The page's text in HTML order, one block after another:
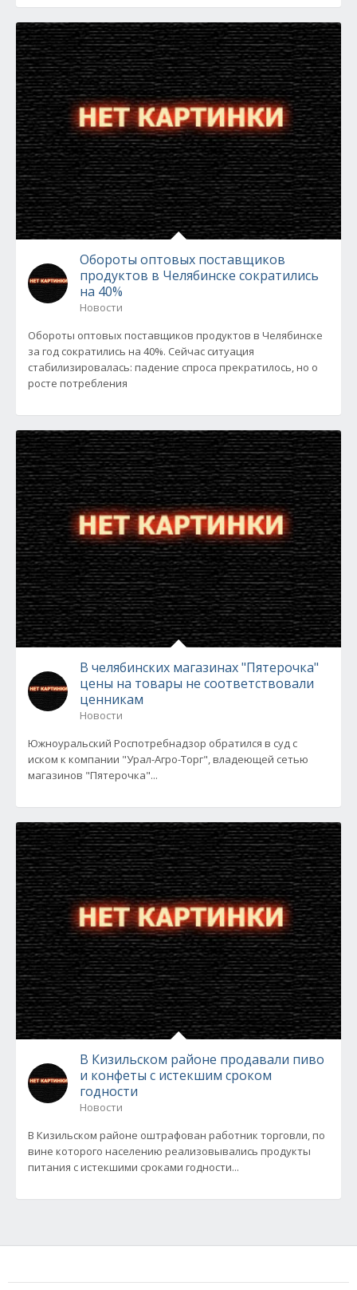
Обороты оптовых поставщиков
продуктов в Челябинске сократились
на 40%
Новости
Обороты оптовых поставщиков продуктов в Челябинске
за год сократились на 40%. Сейчас ситуация
стабилизировалась: падение спроса прекратилось, но о
росте потребления
В челябинских магазинах "Пятерочка"
цены на товары не соответствовали
ценникам
Новости
Южноуральский Роспотребнадзор обратился в суд с
иском к компании "Урал-Агро-Торг", владеющей сетью
магазинов "Пятерочка"...
В Кизильском районе продавали пиво
и конфеты с истекшим сроком
годности
Новости
В Кизильском районе оштрафован работник торговли, по
вине которого населению реализовывались продукты
питания с истекшими сроками годности...